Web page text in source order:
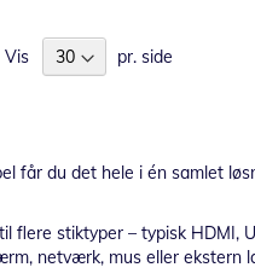
Vis pr. side
du det hele i én samlet
stiktyper – typisk HDMI,
netværk, mus eller ekstern